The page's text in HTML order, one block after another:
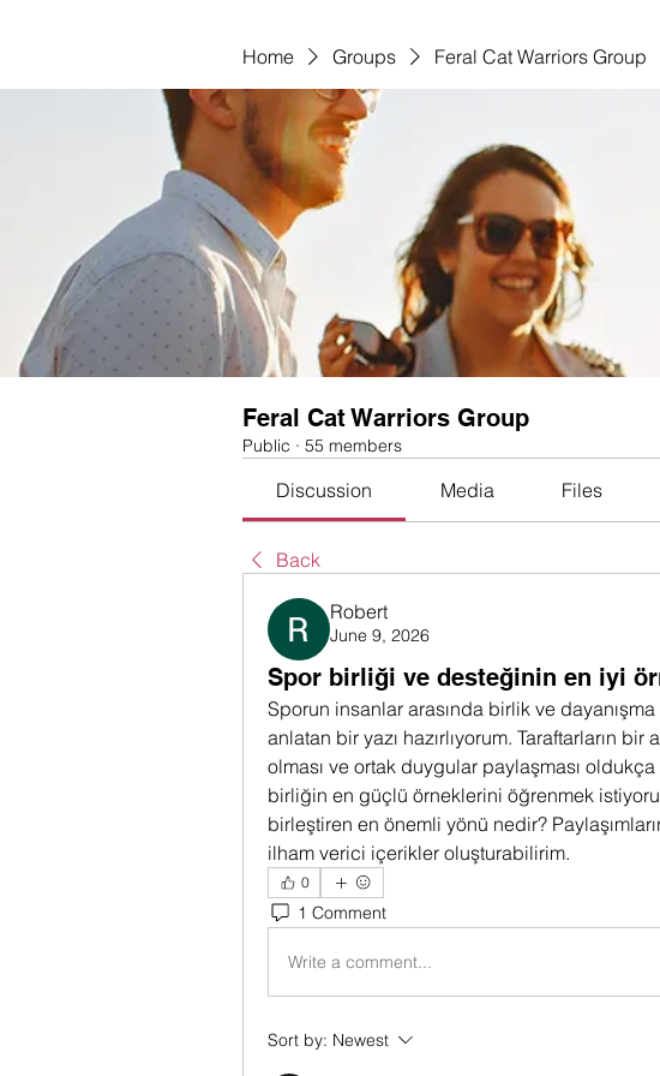
Home Groups Feral Cat Warriors Group
Feral Cat Warriors Group
Public · 55 members
Discussion Media Files
Back
Robert
June 9, 2026
Spor birliği ve desteğinin en iyi
Sporun insanlar arasında birlik ve
anlatan bir yazı hazırlıyorum. Taraftarların
olması ve ortak duygular paylaşması
birliğin en güçlü örneklerini öğrenmek
birleştiren en önemli yönü nedir?
ilham verici içerikler oluşturabilirim.
0
1 Comment
Write a comment...
Sort by: Newest